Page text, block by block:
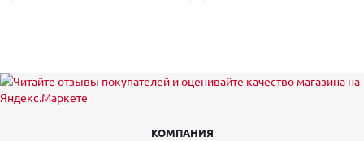
КОМПАНИЯ